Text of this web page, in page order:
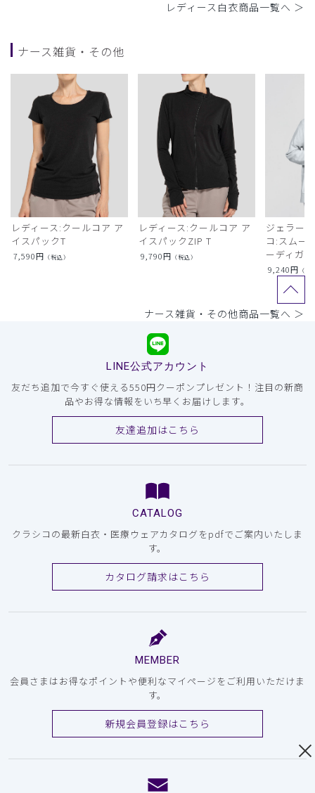
レディース白衣商品一覧へ ＞
ナース雑貨・その他
レディース:クールコア ア
イスパックT
7,590円 （税込）
レディース:クールコア ア
イスパックZIP T
9,790円 （税込）
ジェラー
コ:スムー
ーディガン
9,240円 （税
ナース雑貨・その他商品一覧へ ＞
LINE公式アカウント
友だち追加で今すぐ使える550円クーポンプレゼント！注目の新商
品やお得な情報をいち早くお届けします。
友達追加はこちら
CATALOG
クラシコの最新白衣・医療ウェアカタログをpdfでご案内いたしま
す。
カタログ請求はこちら
MEMBER
会員さまはお得なポイントや便利なマイページをご利用いただけま
す。
新規会員登録はこちら